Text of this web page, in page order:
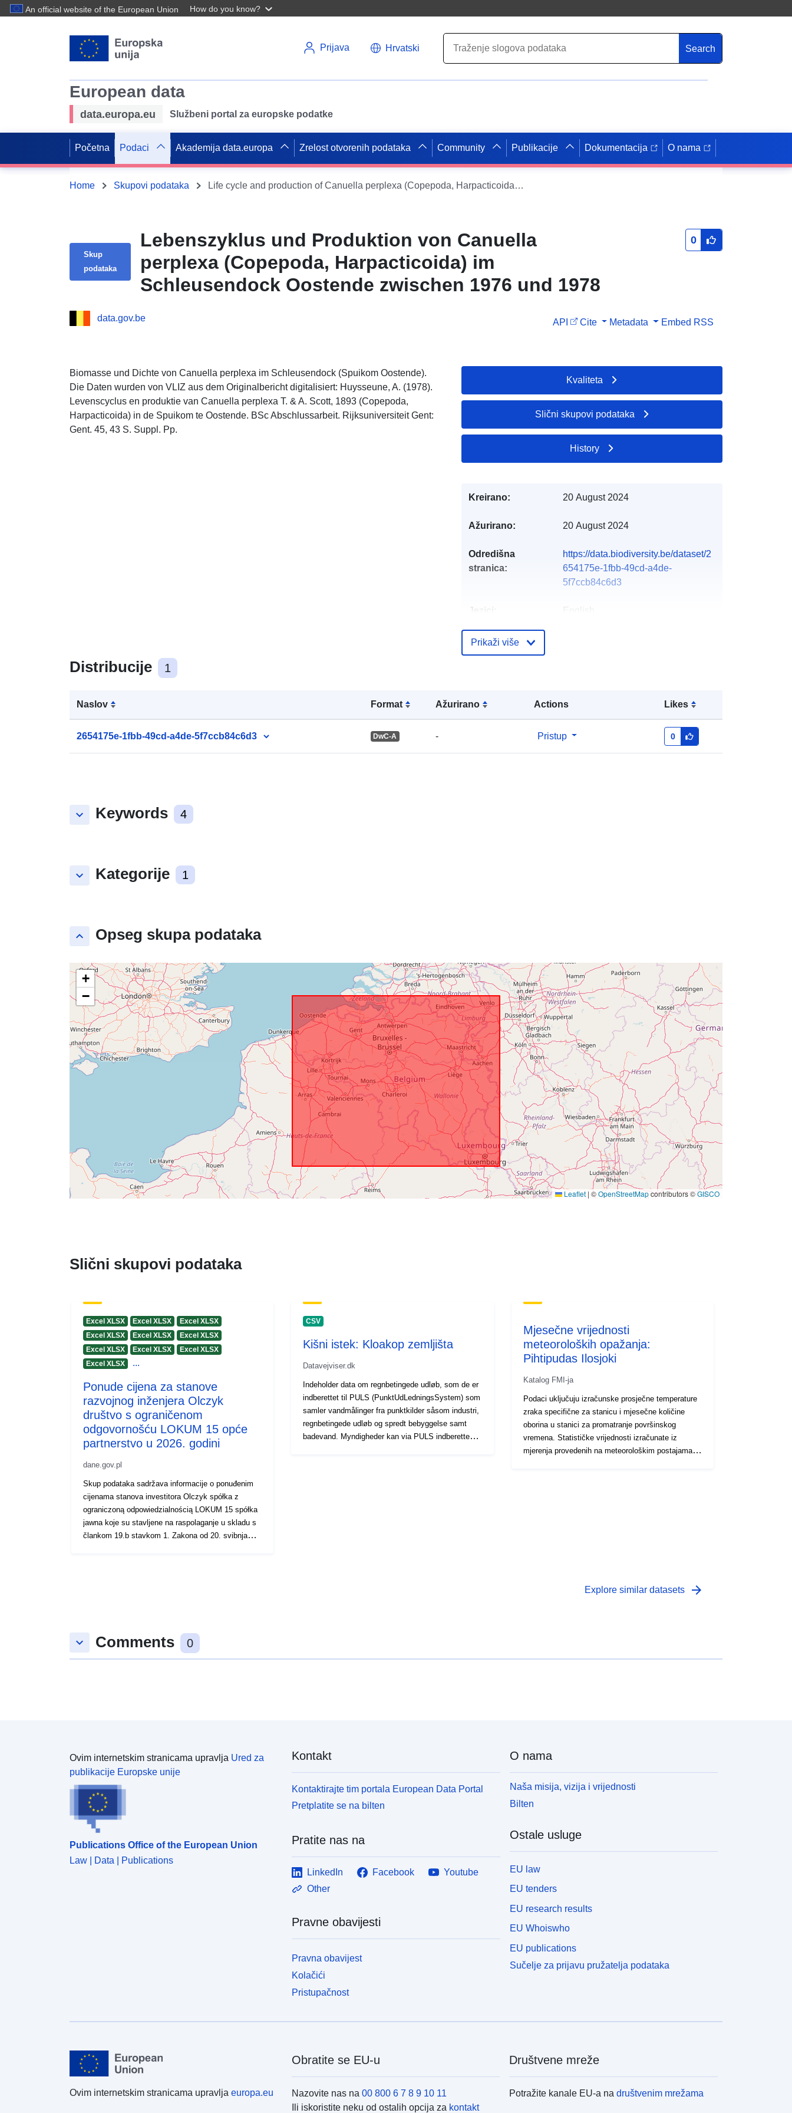
An official website of the European Union How do you know?
Prijava Hrvatski Search
European data
data.europa.eu Službeni portal za europske podatke
Početna Podaci Akademija data.europa Zrelost otvorenih podataka Community Publikacije Dokumentacija O nama
Home Skupovi podataka Life cycle and production of Canuella perplexa (Copepoda, Harpacticoida) in the Sluice dock Oostende between 1976-1978
Skup
podataka
Lebenszyklus und Produktion von Canuella
perplexa (Copepoda, Harpacticoida) im
Schleusendock Oostende zwischen 1976 und 1978
0
data.gov.be API Cite Metadata Embed RSS
Biomasse und Dichte von Canuella perplexa im Schleusendock (Spuikom Oostende).
Die Daten wurden von VLIZ aus dem Originalbericht digitalisiert: Huysseune, A. (1978).
Levenscyclus en produktie van Canuella perplexa T. & A. Scott, 1893 (Copepoda,
Harpacticoida) in de Spuikom te Oostende. BSc Abschlussarbeit. Rijksuniversiteit Gent:
Gent. 45, 43 S. Suppl. Pp.
Distribucije 1
Naslov Formаt Ažurirano Actions Likes
2654175e-1fbb-49cd-a4de-5f7ccb84c6d3 DwC-A - Pristup 0
keyboard_arrow_down Keywords 4
keyboard_arrow_down Kategorije 1
keyboard_arrow_up Opseg skupa podataka
+
−
Leaflet | ©OpenStreetMapcontributors ©GISCO
Kvaliteta
Slični skupovi podataka
History
Kreirano: 20 August 2024
Ažurirano: 20 August 2024
Odredišna
stranica:
https://data.biodiversity.be/dataset/2
654175e-1fbb-49cd-a4de-
5f7ccb84c6d3
Jezici: English
Izdavač:
Naziv organizacije:
Belgisch
E-pošta:
mailto:contact@biodiversity.be
uriRef:
http://data.europa.eu/88u/dataset/26
54175e-1fbb-49cd-a4de-
5f7ccb84c6d3
Prava pristupa: public
Prikaži više
Slični skupovi podataka
Excel XLSX Excel XLSX
Excel XLSX
Excel XLSX
Excel XLSX
Excel XLSX
Excel XLSX
Excel XLSX
Excel XLSX
Excel XLSX
...
Ponude cijena za stanove
razvojnog inženjera Olczyk
društvo s ograničenom
odgovornošću LOKUM 15 opće
partnerstvo u 2026. godini
dane.gov.pl
Skup podataka sadržava informacije o ponuđenim
cijenama stanova investitora Olczyk spółka z
ograniczoną odpowiedzialnością LOKUM 15 spółka
jawna koje su stavljene na raspolaganje u skladu s
člankom 19.b stavkom 1. Zakona od 20. svibnja
CSV
Kišni istek: Kloakop zemljišta
Datavejviser.dk
Indeholder data om regnbetingede udløb, som de er
indberettet til PULS (PunktUdLedningsSystem) som
samler vandmålinger fra punktkilder såsom industri,
regnbetingede udløb og spredt bebyggelse samt
badevand. Myndigheder kan via PULS indberette
Mjesečne vrijednosti
meteoroloških opažanja:
Pihtipudas Ilosjoki
Katalog FMI-ja
Podaci uključuju izračunske prosječne temperature
zraka specifične za stanicu i mjesečne količine
oborina u stanici za promatranje površinskog
vremena. Statističke vrijednosti izračunate iz
mjerenja provedenih na meteorološkim postajama.
Explore similar datasets arrow_forward
keyboard_arrow_down Comments 0
Ovim internetskim stranicama upravlja Ured za
publikacije Europske unije
Publications Office of the European Union
Law | Data | Publications
Kontakt
Kontaktirajte tim portala European Data Portal
Pretplatite se na bilten
Pratite nas na
LinkedIn Facebook
Youtube
Other
Pravne obavijesti
Pravna obavijest
Kolačići
Pristupačnost
O nama
Naša misija, vizija i vrijednosti
Bilten
Ostale usluge
EU law
EU tenders
EU research results
EU Whoiswho
EU publications
Sučelje za prijavu pružatelja podataka
Ovim internetskim stranicama upravlja europa.eu
Obratite se EU-u
Nazovite nas na 00 800 6 7 8 9 10 11
Ili iskoristite neku od ostalih opcija za kontakt
Društvene mreže
Potražite kanale EU-a nadruštvenim mrežama